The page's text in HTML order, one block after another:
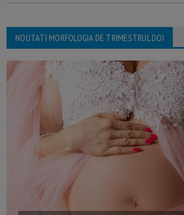
NOUTATI MORFOLOGIA DE TRIMESTRUL DOI